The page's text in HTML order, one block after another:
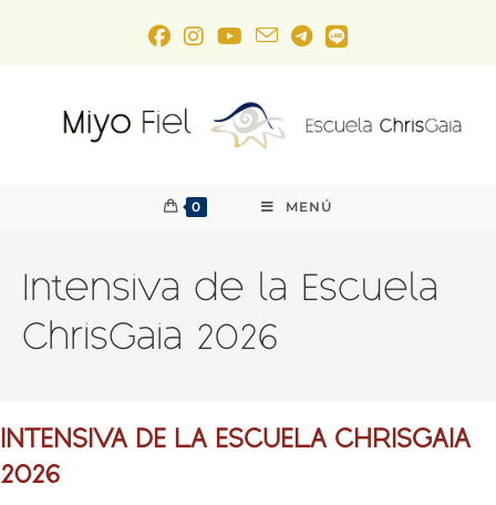
0 MENÚ
Intensiva de la Escuela
ChrisGaia 2026
INTENSIVA DE LA ESCUELA CHRISGAIA
2026